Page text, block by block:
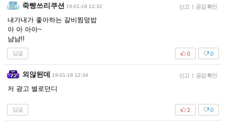
죽빵쓰리쿠션 19-01-18 12:32 신고 | 공감 확인
내가내가 좋아하는 갈비찜덮밥
아 아 아아~
냠냠!!
답글 0
0
외않된데 19-01-18 12:34 신고 | 공감 확인
저 광고 별로던디
답글 0
2